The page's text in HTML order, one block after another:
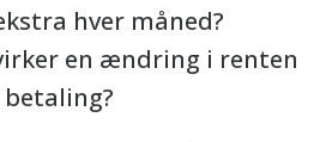
hver måned?
en ændring i renten